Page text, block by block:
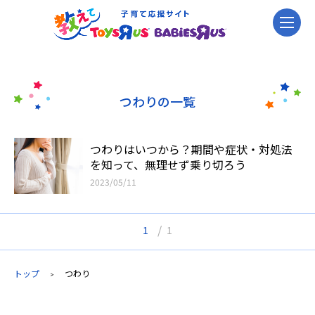
つわりの一覧
つわりはいつから？期間や症状・対処法
を知って、無理せず乗り切ろう
2023/05/11
1 / 1
トップ > つわり